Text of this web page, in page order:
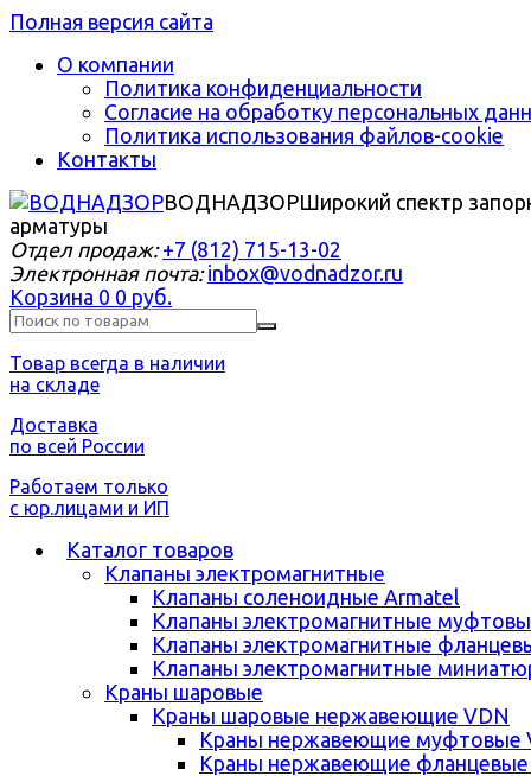
Полная версия сайта
О компании
Политика конфиденциальности
Согласие на обработку персональных
Политика использования файлов-cookie
Контакты
ВОДНАДЗОРШирокий спектр
арматуры
Отдел продаж: +7 (812) 715-13-02
Электронная почта: inbox@vodnadzor.ru
Корзина 0 0 руб.
Товар всегда в наличии
на складе
Доставка
по всей России
Работаем только
с юр.лицами и ИП
Каталог товаров
Клапаны электромагнитные
Клапаны соленоидные Armatel
Клапаны электромагнитные
Клапаны электромагнитные
Клапаны электромагнитные
Краны шаровые
Краны шаровые нержавеющие VDN
Краны нержавеющие муфтовые
Краны нержавеющие фланцевые